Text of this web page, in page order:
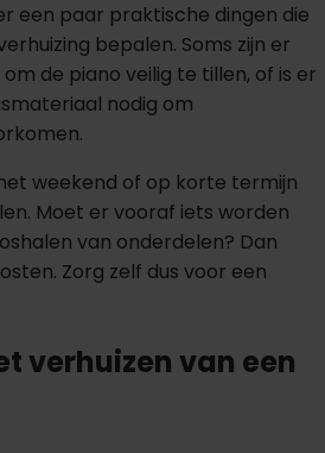
een paar praktische dingen die
bepalen. Soms zijn er
de piano veilig te tillen, of is er
nodig om
weekend of op korte termijn
Moet er vooraf iets worden
van onderdelen? Dan
Zorg zelf dus voor een
verhuizen van een